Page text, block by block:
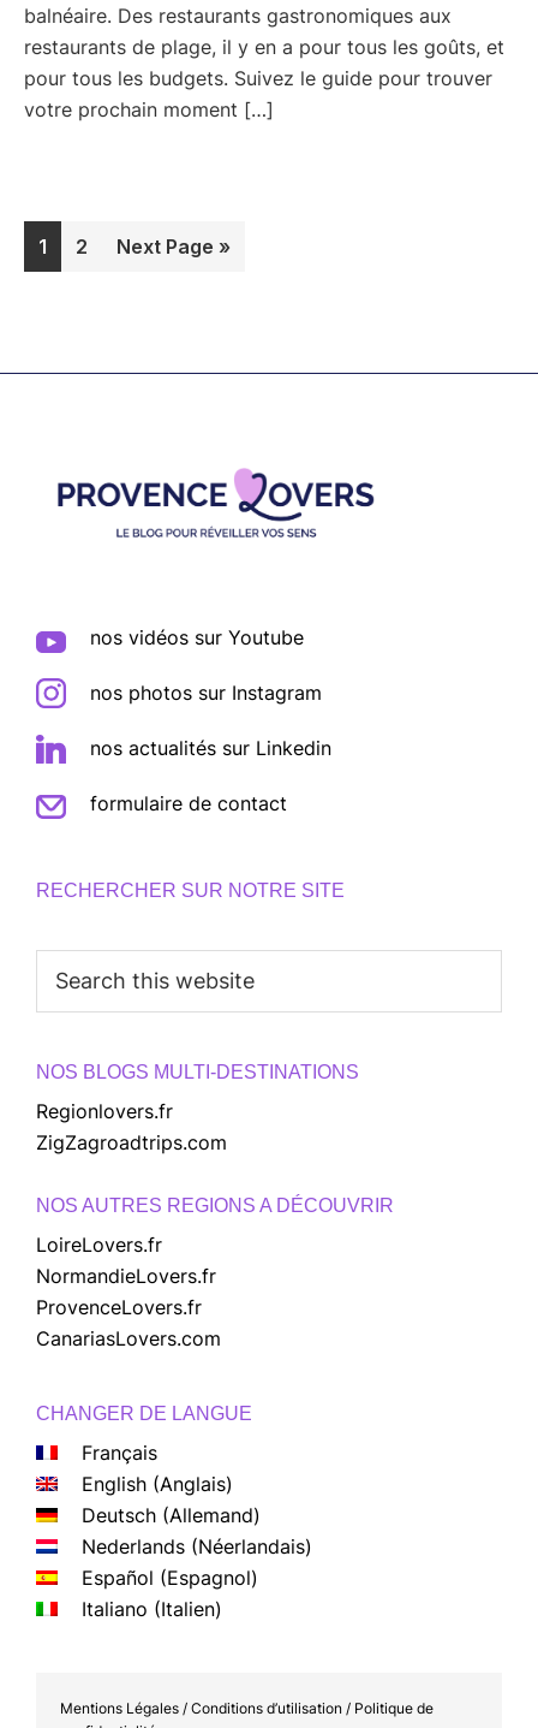
balnéaire. Des restaurants gastronomiques aux
restaurants de plage, il y en a pour tous les goûts, et
pour tous les budgets. Suivez le guide pour trouver
votre prochain moment […]
Page
1 Page
2
Go
Next Page »
nos vidéos sur Youtube
nos photos sur Instagram
nos actualités sur Linkedin
formulaire de contact
RECHERCHER SUR NOTRE SITE
this
NOS BLOGS MULTI-DESTINATIONS
Regionlovers.fr
ZigZagroadtrips.com
NOS AUTRES REGIONS A DÉCOUVRIR
LoireLovers.fr
NormandieLovers.fr
ProvenceLovers.fr
CanariasLovers.com
CHANGER DE LANGUE
Français
English (Anglais)
Deutsch (Allemand)
Nederlands (Néerlandais)
Español (Espagnol)
Italiano (Italien)
Mentions Légales / Conditions d’utilisation / Politique de